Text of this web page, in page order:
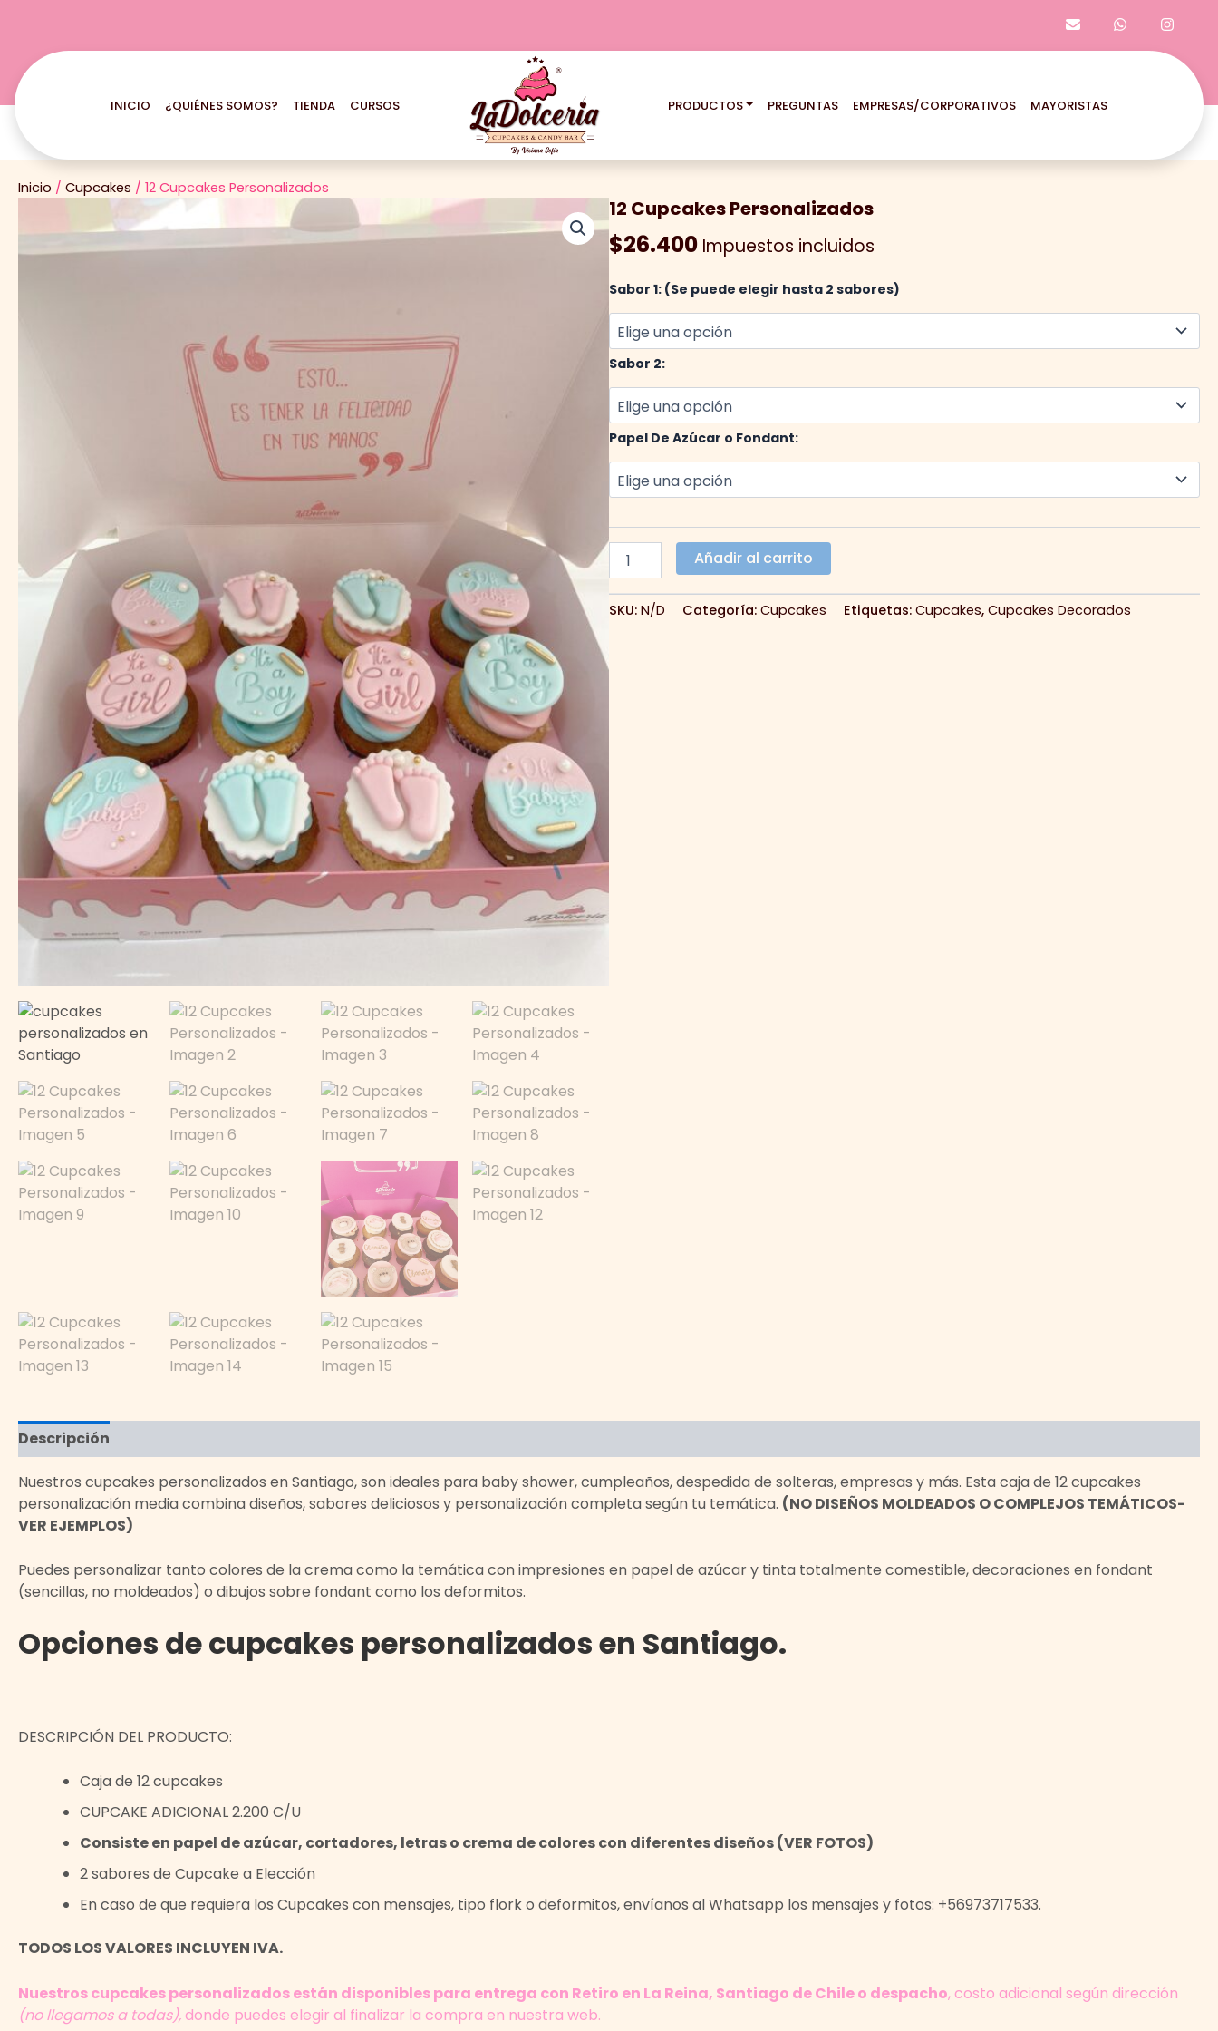
contenido
INICIO ¿QUIÉNES SOMOS? TIENDA CURSOS PRODUCTOS PREGUNTAS EMPRESAS/CORPORATIVOS MAYORISTAS
Inicio / Cupcakes / 12 Cupcakes Personalizados
12 Cupcakes Personalizados
$26.400 Impuestos incluidos
Sabor 1: (Se puede elegir hasta 2 sabores)
Sabor 2:
Papel De Azúcar o Fondant:
Cupcakes
cantidad
Añadir al carrito
SKU: N/D Categoría: Cupcakes Etiquetas: Cupcakes, Cupcakes Decorados
Descripción
Nuestros cupcakes personalizados en Santiago, son ideales para baby shower, cumpleaños, despedida de solteras, empresas y más. Esta caja de 12 cupcakes
personalización media combina diseños, sabores deliciosos y personalización completa según tu temática. (NO DISEÑOS MOLDEADOS O COMPLEJOS TEMÁTICOS-
VER EJEMPLOS)
Puedes personalizar tanto colores de la crema como la temática con impresiones en papel de azúcar y tinta totalmente comestible, decoraciones en fondant
(sencillas, no moldeados) o dibujos sobre fondant como los deformitos.
Opciones de cupcakes personalizados en Santiago.
DESCRIPCIÓN DEL PRODUCTO:
Caja de 12 cupcakes
CUPCAKE ADICIONAL 2.200 C/U
Consiste en papel de azúcar, cortadores, letras o crema de colores con diferentes diseños (VER FOTOS)
2 sabores de Cupcake a Elección
En caso de que requiera los Cupcakes con mensajes, tipo flork o deformitos, envíanos al Whatsapp los mensajes y fotos: +56973717533.
TODOS LOS VALORES INCLUYEN IVA.
Nuestros cupcakes personalizados están disponibles para entrega con Retiro en La Reina, Santiago de Chile o despacho, costo adicional según dirección
(no llegamos a todas),donde puedes elegir al finalizar la compra en nuestra web.